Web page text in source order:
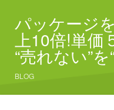
パッケージ
上10倍!単価
“売れない”
BLOG